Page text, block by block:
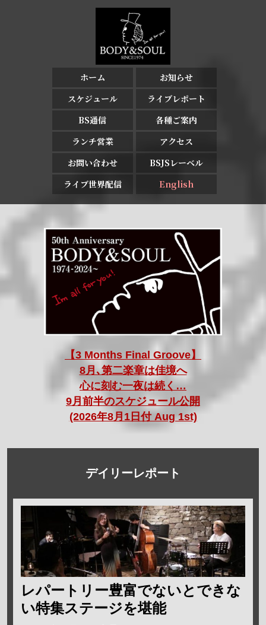
ホーム
お知らせ
スケジュール
ライブレポート
BS通信
各種ご案内
ランチ営業
アクセス
お問い合わせ
BSJSレーベル
ライブ世界配信
English
【3 Months Final Groove】
8月､第二楽章は佳境へ
心に刻む一夜は続く…
9月前半のスケジュール公開
(2026年8月1日付 Aug 1st)
デイリーレポート
レパートリー豊富でないとできな
い特集ステージを堪能